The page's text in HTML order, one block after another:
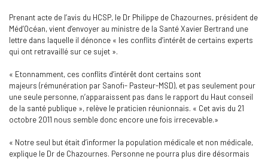
Prenant acte de l’avis du HCSP, le Dr Philippe de Chazournes, président de
Méd’Océan, vient d’envoyer au ministre de la Santé Xavier Bertrand une
lettre dans laquelle il dénonce « les conflits d’intérêt de certains experts
qui ont retravaillé sur ce sujet ».
« Etonnamment, ces conflits d’intérêt dont certains sont
majeurs (rémunération par Sanofi- Pasteur-MSD), et pas seulement pour
une seule personne, n’apparaissent pas dans le rapport du Haut conseil
de la santé publique », relève le praticien réunionnais. « Cet avis du 21
octobre 2011 nous semble donc encore une fois irrecevable.»
« Notre seul but était d’informer la population médicale et non médicale,
explique le Dr de Chazournes. Personne ne pourra plus dire désormais